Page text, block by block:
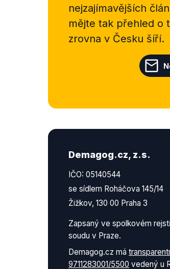
nejzajímavějších
mějte tak přehled o
zrovna v Česku šíří.
Demagog.cz, z.s.
IČO: 05140544
se sídlem Roháčova 145/14
Žižkov, 130 00 Praha 3
Zapsaný ve spolkovém
soudu v Praze.
Demagog.cz má
9711283001/5500 vedený u